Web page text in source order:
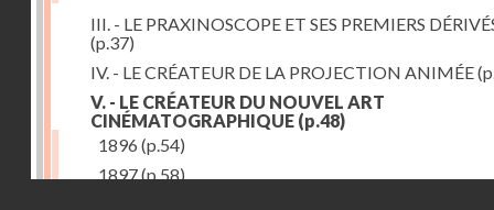
III. - LE PRAXINOSCOPE ET SES PREMIERS
(p.37)
IV. - LE CRÉATEUR DE LA PROJECTION ANIMÉE
V. - LE CRÉATEUR DU NOUVEL ART
CINÉMATOGRAPHIQUE (p.48)
1896 (p.54)
1897(p.58)